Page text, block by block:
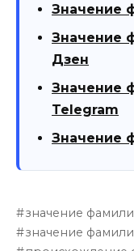
Значение
Значение
Дзен
Значение
Telegram
Значение
значение
значение